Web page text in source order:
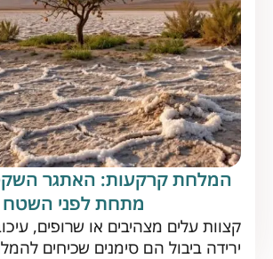
המלחת קרקעות: האתגר
מתחת לפני השטח
קצוות עלים מצהיבים או שרופים,
ירידה ביבול הם סימנים שכיחים